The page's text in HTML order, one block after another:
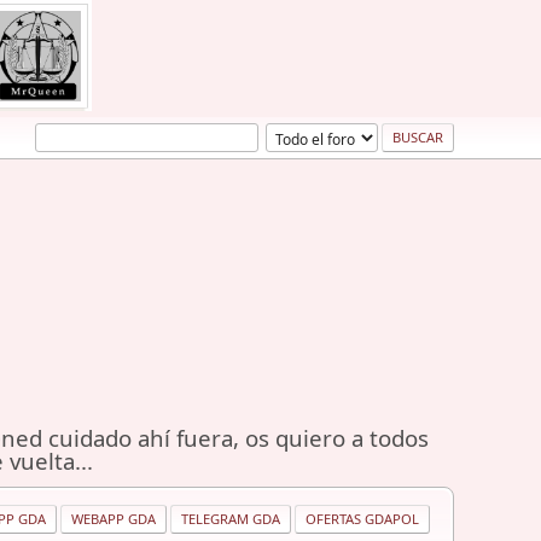
cuidado ahí fuera, os quiero a todos
vuelta...
GDA WEBAPP GDA TELEGRAM GDA OFERTAS GDAPOL